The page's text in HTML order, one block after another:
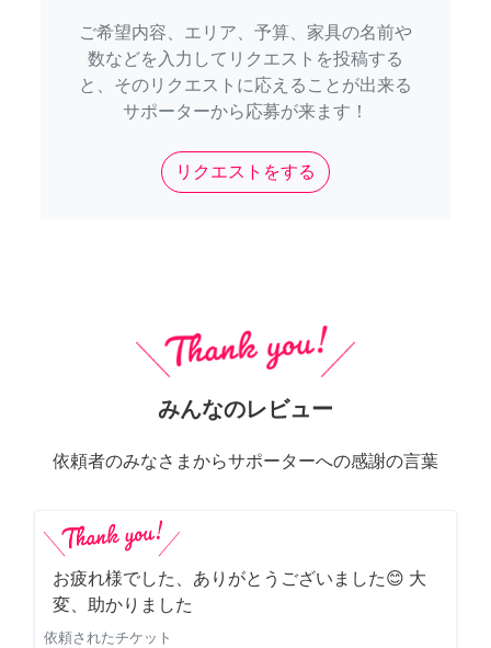
ご希望内容、エリア、予算、家具の名前や
数などを入力してリクエストを投稿する
と、そのリクエストに応えることが出来る
サポーターから応募が来ます！
リクエストをする
みんなのレビュー
依頼者のみなさまからサポーターへの感謝の言葉
お疲れ様でした、ありがとうございました😊 大
変、助かりました
依頼されたチケット